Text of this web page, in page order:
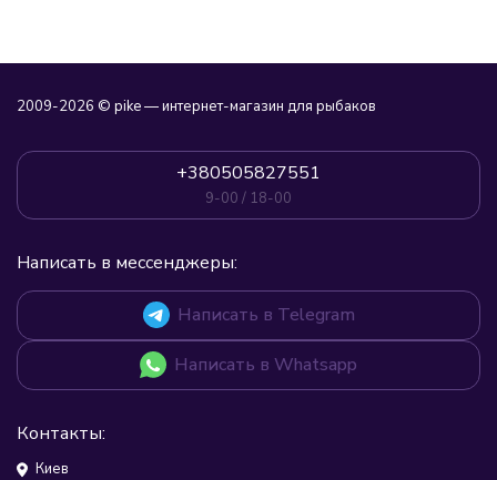
2009-2026 © pike — интернет-магазин для рыбаков
+380505827551
9-00 / 18-00
Написать в мессенджеры:
Написать в Telegram
Написать в Whatsapp
Контакты:
Киев